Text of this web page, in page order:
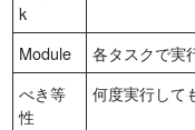
k
Module
各タスクで実
べき等
性
何度実行して